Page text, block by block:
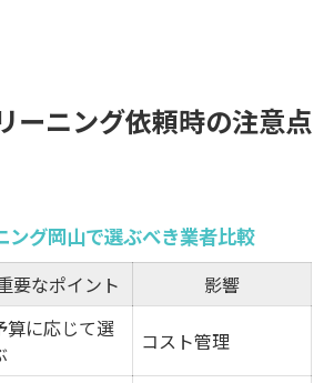
ーニング依頼時の注意点
ング岡山で選ぶべき業者比較
要なポイント 影響
算に応じて選
コスト管理